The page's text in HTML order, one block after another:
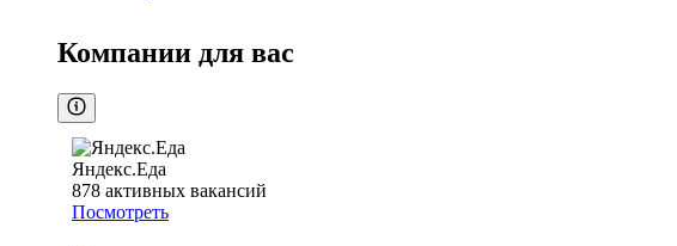
Компании для вас
Яндекс.Еда
878 активных вакансий
Посмотреть